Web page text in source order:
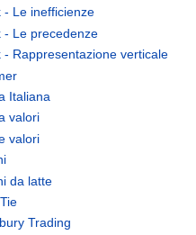
- Le inefficienze
- Le precedenze
- Rappresentazione verticale
Italiana
valori
valori
da latte
Trading